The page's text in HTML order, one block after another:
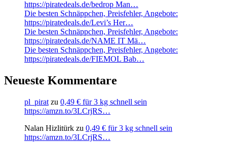
https://piratedeals.de/bedrop Man…
Die besten Schnäppchen, Preisfehler, Angebote:
https://piratedeals.de/Levi’s Her…
Die besten Schnäppchen, Preisfehler, Angebote:
https://piratedeals.de/NAME IT Mä…
Die besten Schnäppchen, Preisfehler, Angebote:
https://piratedeals.de/FIEMOL Bab…
Neueste Kommentare
pl_pirat zu 0,49 € für 3 kg schnell sein
https://amzn.to/3LCrjRS…
Nalan Hizlitürk zu 0,49 € für 3 kg schnell sein
https://amzn.to/3LCrjRS…